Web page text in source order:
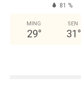
81 %
MING
29°
SEN
31 °